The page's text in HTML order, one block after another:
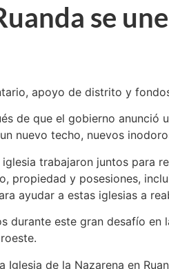
se
apoyo de distrito y
de que el gobierno
nuevo techo, nuevos
trabajaron juntos para
propiedad y posesiones,
ayudar a estas iglesias a
durante este gran desafío en
Iglesia de la Nazarena en